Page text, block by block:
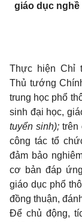
giáo dục nghề
Thực hiện Chỉ
Thủ tướng
trung học phổ
sinh đại học,
tuyển sinh); trên
công tác tổ
đảm bảo
cơ bản đáp
giáo dục phổ
đồng thuận,
Để chủ động,